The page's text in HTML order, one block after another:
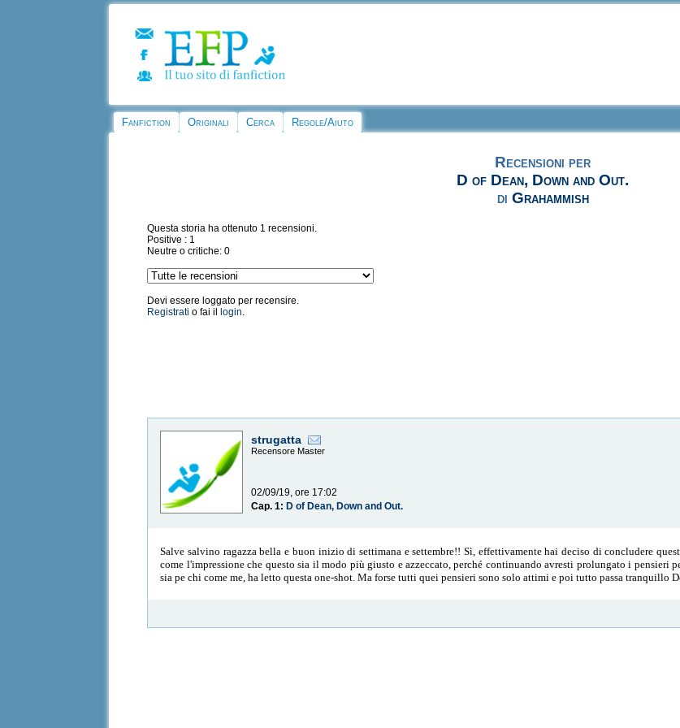
Fanfiction Originali Cerca Regole/Aiuto
Recensioni per
D of Dean, Down and Out.
di Grahammish
Questa storia ha ottenuto 1 recensioni.
Positive : 1
Neutre o critiche: 0
Devi essere loggato per recensire.
Registrati o fai il login.
strugatta
Recensore Master
02/09/19, ore 17:02
Cap. 1: D of Dean, Down and Out.
Salve salvino ragazza bella e buon inizio di settimana e settembre!! Sì, effettivamente hai deciso di concludere
come l'impressione che questo sia il modo più giusto e azzeccato, perché continuando avresti prolungato i pensieri
sia pe chi come me, ha letto questa one-shot. Ma forse tutti quei pensieri sono solo attimi e poi tutto passa tranquillo